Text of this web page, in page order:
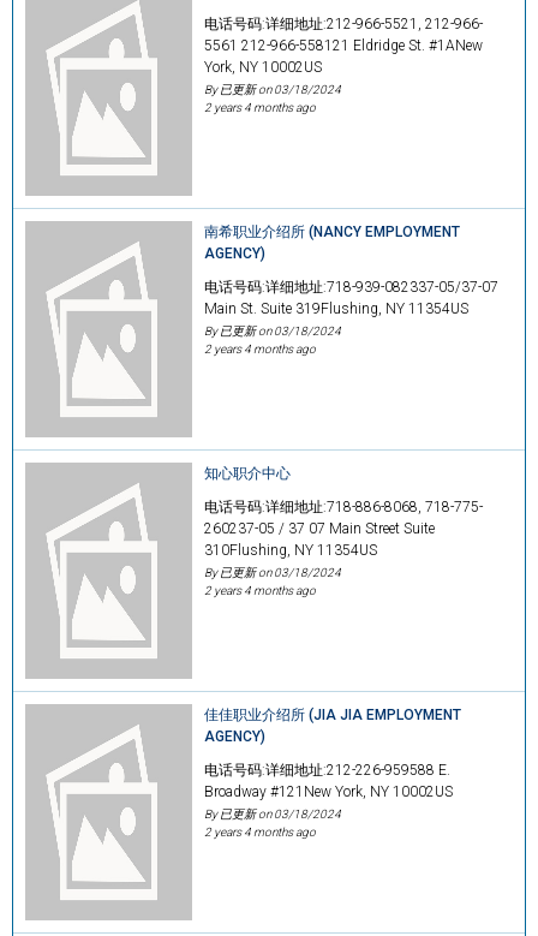
电话号码:详细地址:212-966-5521, 212-966-
5561 212-966-558121 Eldridge St. #1ANew
York, NY 10002US
By 已更新 on03/18/2024
2 years 4 months ago
南希职业介绍所 (NANCY EMPLOYMENT
AGENCY)
电话号码:详细地址:718-939-082337-05/37-07
Main St. Suite 319Flushing, NY 11354US
By 已更新 on03/18/2024
2 years 4 months ago
知心职介中心
电话号码:详细地址:718-886-8068, 718-775-
260237-05 / 37 07 Main Street Suite
310Flushing, NY 11354US
By 已更新 on03/18/2024
2 years 4 months ago
佳佳职业介绍所 (JIA JIA EMPLOYMENT
AGENCY)
电话号码:详细地址:212-226-959588 E.
Broadway #121New York, NY 10002US
By 已更新 on03/18/2024
2 years 4 months ago